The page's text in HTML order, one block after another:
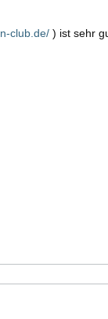
club.de/ ) ist sehr